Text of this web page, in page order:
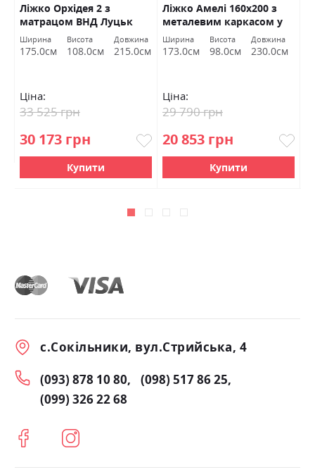
Ліжко Орхідея 2 з
матрацом ВНД Луцьк
Ширина
175.0см
Висота
108.0см
Довжина
215.0см
Ціна:
30 173 грн
33 525 грн
Купити
Ліжко Амелі 160х200 з
металевим каркасом у
тк. Лагуна 41 ВНД Луцьк
Акція
Ширина
173.0см
Висота
98.0см
Довжина
230.0см
Ціна:
20 853 грн
29 790 грн
Купити
с.Сокільники, вул.Стрийська, 4
(093) 878 10 80
(098) 517 86 25
(099) 326 22 68